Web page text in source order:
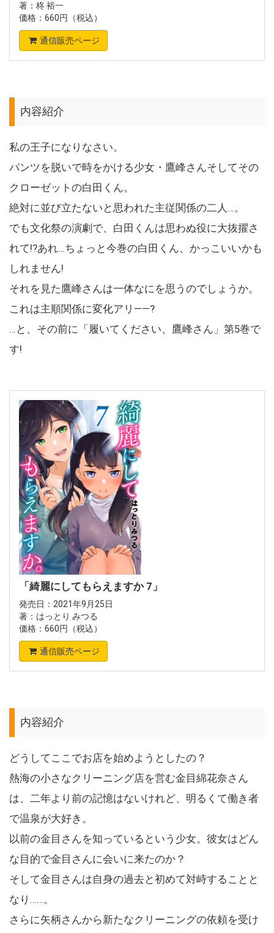
著：柊 裕一
価格：660円（税込）
通信販売ページ
内容紹介
私の王子になりなさい。
パンツを脱いで時をかける少女・鷹峰さんそしてその
クローゼットの白田くん。
絶対に並び立たないと思われた主従関係の二人…。
でも文化祭の演劇で、白田くんは思わぬ役に大抜擢さ
れて!?あれ…ちょっと今巻の白田くん、かっこいいかも
しれません!
それを見た鷹峰さんは一体なにを思うのでしょうか。
これは主順関係に変化アリ――?
…と、その前に「履いてください、鷹峰さん」第5巻で
す!
「綺麗にしてもらえますか 7」
発売日：2021年9月25日
著：はっとり みつる
価格：660円（税込）
通信販売ページ
内容紹介
どうしてここでお店を始めようとしたの？
熱海の小さなクリーニング店を営む金目綿花奈さん
は、二年より前の記憶はないけれど、明るくて働き者
で温泉が大好き。
以前の金目さんを知っているという少女。彼女はどん
な目的で金目さんに会いに来たのか？
そして金目さんは自身の過去と初めて対峙することと
なり……。
さらに矢柄さんから新たなクリーニングの依頼を受け